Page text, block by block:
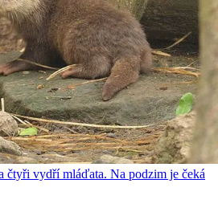
čtyři vydří mláďata. Na podzim je čeká